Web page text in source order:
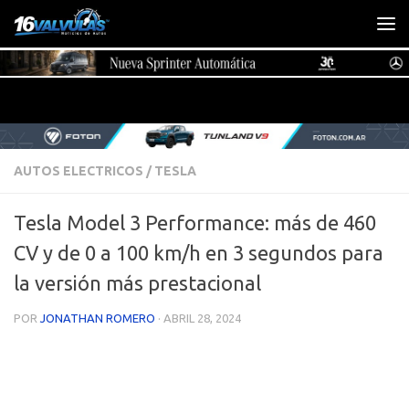
Saltar al contenido
AUTOS ELECTRICOS / TESLA
Tesla Model 3 Performance: más de 460
CV y de 0 a 100 km/h en 3 segundos para
la versión más prestacional
POR JONATHAN ROMERO · ABRIL 28, 2024